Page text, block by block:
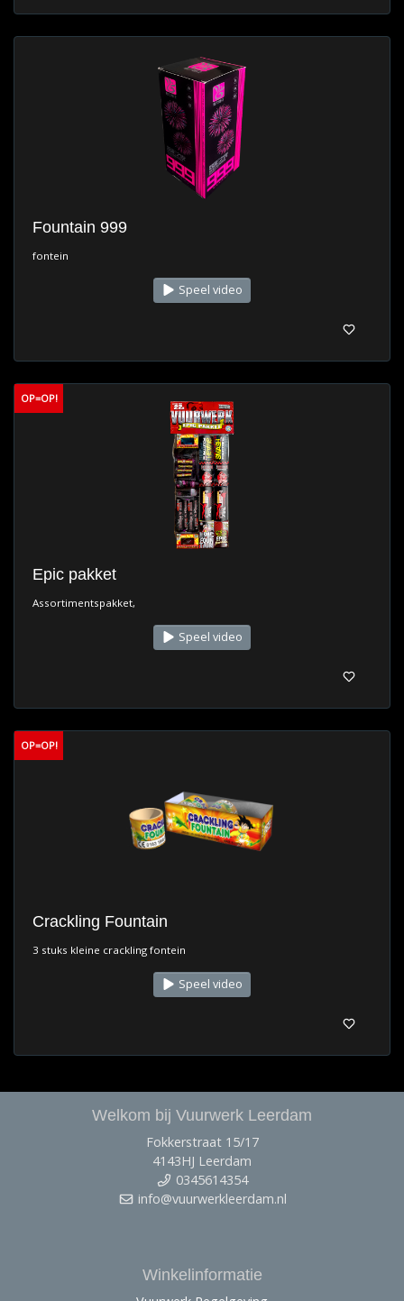
Fountain 999
fontein
Speel video
OP=OP!
Epic pakket
Assortimentspakket,
Speel video
OP=OP!
Crackling Fountain
3 stuks kleine crackling fontein
Speel video
Welkom bij Vuurwerk Leerdam
Fokkerstraat 15/17
4143HJ Leerdam
0345614354
info@vuurwerkleerdam.nl
Winkelinformatie